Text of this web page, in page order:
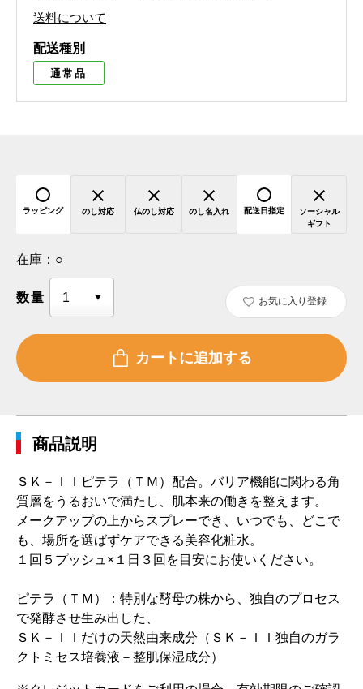
送料について
配送種別
通常品
ラッピング のし対応 仏のし対応 のし名入れ 配送日指定
ソーシャル
ギフト
在庫： ○
数量 お気に入り登録
商品説明
ＳＫ－ＩＩピテラ（ＴＭ）配合。バリア機能に関わる角
質層をうるおいで満たし、肌本来の働きを整えます。
メークアップの上からスプレーでき、いつでも、どこで
も、場所を選ばずケアできる美容化粧水。
１回５プッシュ×１日３回を目安にお使いください。
ピテラ（ＴＭ）：特別な酵母の株から、独自のプロセス
で発酵させ生み出した、
ＳＫ－ＩＩだけの天然由来成分（ＳＫ－ＩＩ独自のガラ
クトミセス培養液－整肌保湿成分）